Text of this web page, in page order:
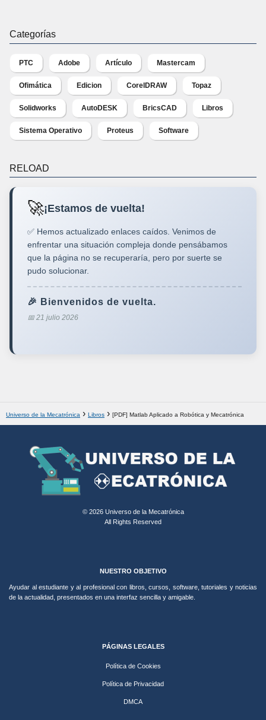
Categorías
PTC Adobe Artículo Mastercam
Ofimática Edicion CorelDRAW Topaz
Solidworks AutoDESK BricsCAD Libros
Sistema Operativo Proteus Software
RELOAD
🚀¡Estamos de vuelta!
✅ Hemos actualizado enlaces caídos. Venimos de
enfrentar una situación compleja donde pensábamos
que la página no se recuperaría, pero por suerte se
pudo solucionar.
🎉 Bienvenidos de vuelta.
📅 21 julio 2026
Universo de la Mecatrónica Libros [PDF] Matlab Aplicado a Robótica y Mecatrónica
© 2026 Universo de la Mecatrónica
All Rights Reserved
NUESTRO OBJETIVO
Ayudar al estudiante y al profesional con libros, cursos, software, tutoriales y noticias
de la actualidad, presentados en una interfaz sencilla y amigable.
PÁGINAS LEGALES
Política de Cookies
Política de Privacidad
DMCA